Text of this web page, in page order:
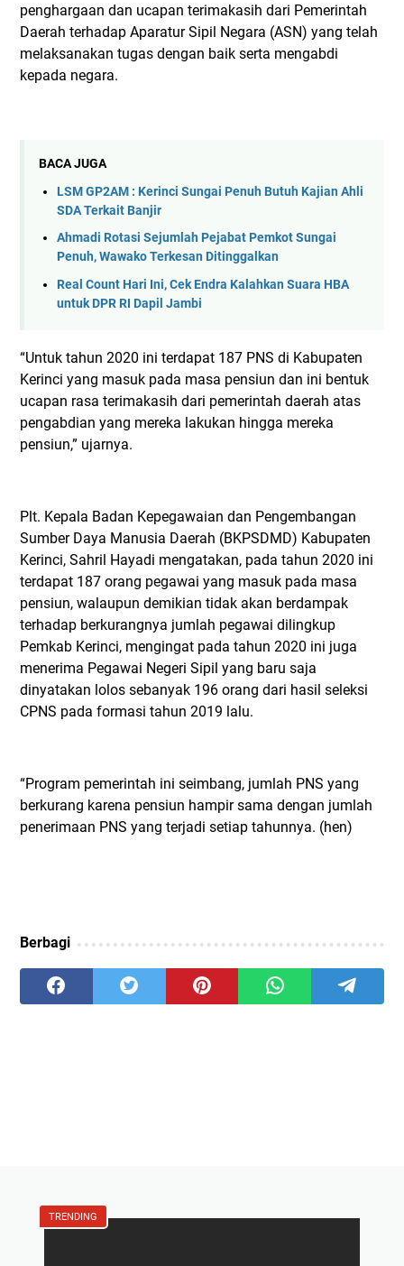
penghargaan dan ucapan terimakasih dari Pemerintah
Daerah terhadap Aparatur Sipil Negara (ASN) yang telah
melaksanakan tugas dengan baik serta mengabdi
kepada negara.
BACA JUGA
LSM GP2AM : Kerinci Sungai Penuh Butuh Kajian Ahli
SDA Terkait Banjir
Ahmadi Rotasi Sejumlah Pejabat Pemkot Sungai
Penuh, Wawako Terkesan Ditinggalkan
Real Count Hari Ini, Cek Endra Kalahkan Suara HBA
untuk DPR RI Dapil Jambi
“Untuk tahun 2020 ini terdapat 187 PNS di Kabupaten
Kerinci yang masuk pada masa pensiun dan ini bentuk
ucapan rasa terimakasih dari pemerintah daerah atas
pengabdian yang mereka lakukan hingga mereka
pensiun,” ujarnya.
Plt. Kepala Badan Kepegawaian dan Pengembangan
Sumber Daya Manusia Daerah (BKPSDMD) Kabupaten
Kerinci, Sahril Hayadi mengatakan, pada tahun 2020 ini
terdapat 187 orang pegawai yang masuk pada masa
pensiun, walaupun demikian tidak akan berdampak
terhadap berkurangnya jumlah pegawai dilingkup
Pemkab Kerinci, mengingat pada tahun 2020 ini juga
menerima Pegawai Negeri Sipil yang baru saja
dinyatakan lolos sebanyak 196 orang dari hasil seleksi
CPNS pada formasi tahun 2019 lalu.
“Program pemerintah ini seimbang, jumlah PNS yang
berkurang karena pensiun hampir sama dengan jumlah
penerimaan PNS yang terjadi setiap tahunnya. (hen)
Berbagi
TRENDING